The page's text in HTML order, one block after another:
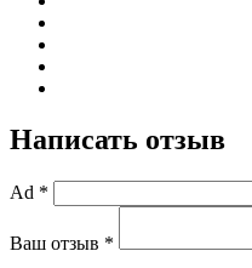
Написать отзыв
Ad *
Ваш отзыв *